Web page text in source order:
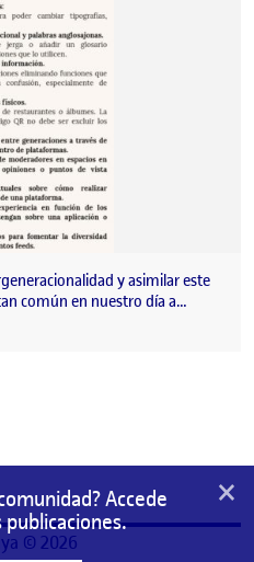
y asimilar este
común en nuestro día a…
Accede
×
© 2026